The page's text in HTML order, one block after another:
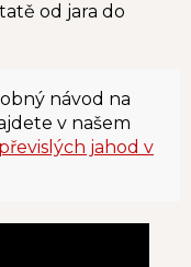
od jara do
návod na
v našem
jahod v